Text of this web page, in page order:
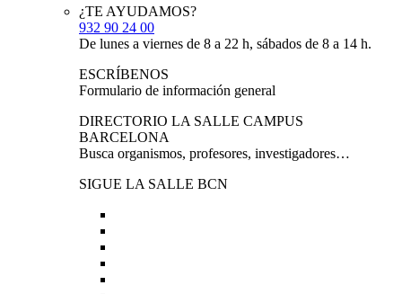
¿TE AYUDAMOS?
932 90 24 00
De lunes a viernes de 8 a 22 h, sábados de 8 a 14 h.
ESCRÍBENOS
Formulario de información general
DIRECTORIO LA SALLE CAMPUS
BARCELONA
Busca organismos, profesores, investigadores…
SIGUE LA SALLE BCN